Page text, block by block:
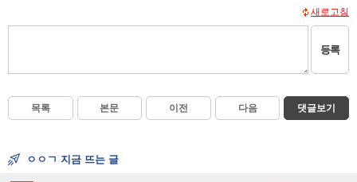
새로고침
등록
목록 본문 이전 다음 댓글보기
ㅇㅇㄱ 지금 뜨는 글